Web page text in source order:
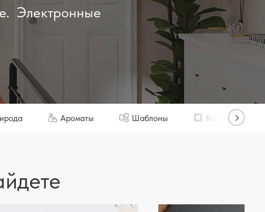
Электронные
Ароматы Шаблоны Картины